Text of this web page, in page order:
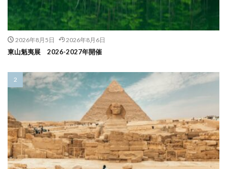
2026年8月5日 2026年8月6日
東山魁夷展 2026-2027年開催